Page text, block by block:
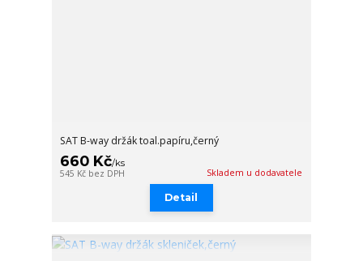
SAT B-way držák toal.papíru,černý
660 Kč/ks
545 Kč bez DPH Skladem u dodavatele
Detail